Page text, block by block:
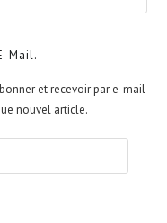
Mail.
et recevoir par e-mail
nouvel article.